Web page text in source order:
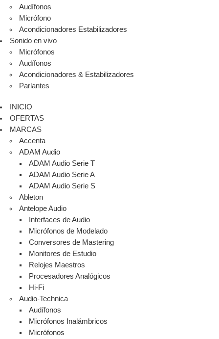
Audífonos
Micrófono
Acondicionadores Estabilizadores
Sonido en vivo
Micrófonos
Audífonos
Acondicionadores & Estabilizadores
Parlantes
INICIO
OFERTAS
MARCAS
Accenta
ADAM Audio
ADAM Audio Serie T
ADAM Audio Serie A
ADAM Audio Serie S
Ableton
Antelope Audio
Interfaces de Audio
Micrófonos de Modelado
Conversores de Mastering
Monitores de Estudio
Relojes Maestros
Procesadores Analógicos
Hi-Fi
Audio-Technica
Audífonos
Micrófonos Inalámbricos
Micrófonos